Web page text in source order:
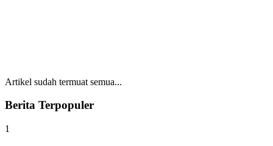
Artikel sudah termuat semua...
Berita Terpopuler
1